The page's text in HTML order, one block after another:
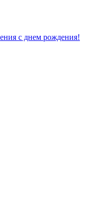
с днем рождения!